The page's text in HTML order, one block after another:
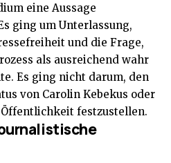
eine Aussage
ging um Unterlassung,
und die Frage,
als ausreichend wahr
Es ging nicht darum, den
von Carolin Kebekus oder
festzustellen.